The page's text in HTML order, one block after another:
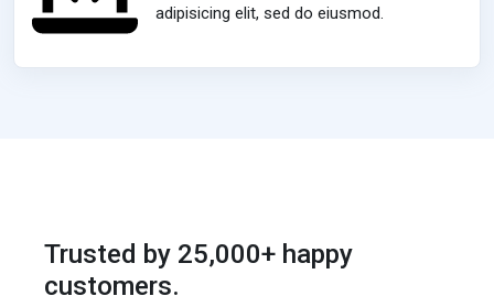
adipisicing elit, sed do eiusmod.
Trusted by 25,000+ happy
customers.